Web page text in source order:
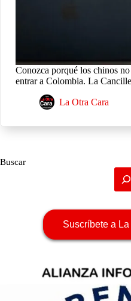
Conozca porqué los chinos
entrar a Colombia. La
La Otra Cara
Buscar
Suscríbete a